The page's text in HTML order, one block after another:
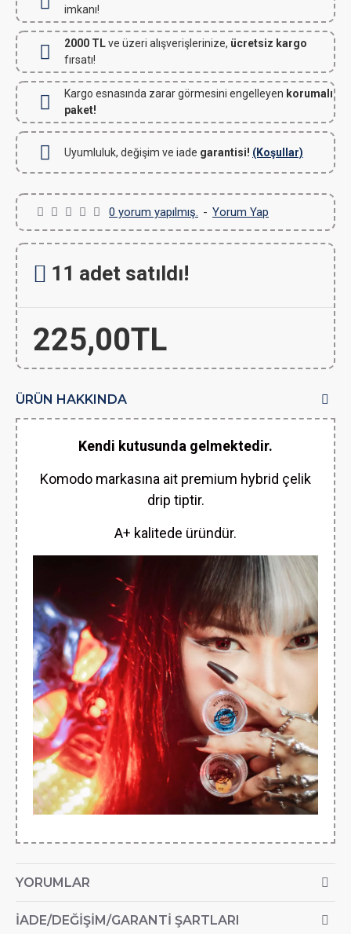
imkanı!
2000 TLve üzeri alışverişlerinize, ücretsiz kargo
fırsatı!
Kargo esnasında zarar görmesini engelleyen korumalı
paket!
Uyumluluk, değişim ve iade garantisi! (Koşullar)
0 yorum yapılmış. - Yorum Yap
225,00TL
11 adet satıldı!
ÜRÜN HAKKINDA
Kendi kutusunda gelmektedir.
Komodo markasına ait premium hybrid çelik
drip tiptir.
A+ kalitede üründür.
YORUMLAR
İADE/DEĞIŞIM/GARANTI ŞARTLARI